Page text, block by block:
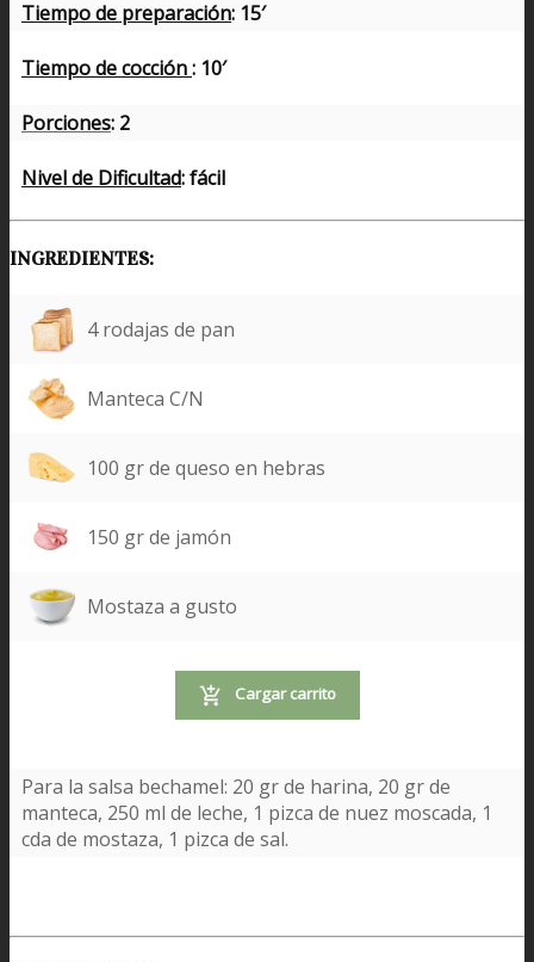
Tiempo de preparación: 15′
Tiempo de cocción: 10′
Porciones: 2
Nivel de Dificultad: fácil
INGREDIENTES:
4 rodajas de pan
Manteca C/N
100 gr de queso en hebras
150 gr de jamón
Mostaza a gusto
Cargar carrito
Para la salsa bechamel: 20 gr de harina, 20 gr de
manteca, 250 ml de leche, 1 pizca de nuez moscada, 1
cda de mostaza, 1 pizca de sal.